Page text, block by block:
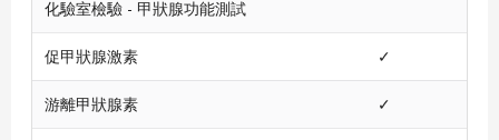
化驗室檢驗 - 甲狀腺功能測試
促甲狀腺激素 ✓
游離甲狀腺素 ✓